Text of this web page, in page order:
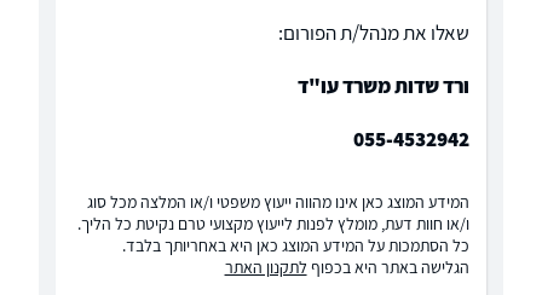
שאלו את מנהל/ת הפורום:
ורד שדות משרד עו"ד
055-4532942
המידע המוצג כאן אינו מהווה ייעוץ משפטי ו/או המלצה מכל סוג
ו/או חוות דעת, מומלץ לפנות לייעוץ מקצועי טרם נקיטת כל הליך.
כל הסתמכות על המידע המוצג כאן היא באחריותך בלבד.
הגלישה באתר היא בכפוף לתקנון האתר